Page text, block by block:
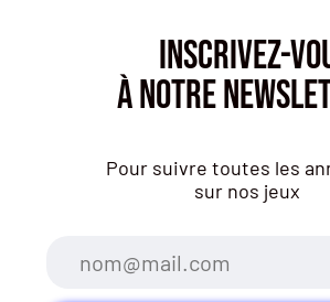
INSCRIVEZ-
À NOTRE
Pour suivre toutes les
sur nos jeux